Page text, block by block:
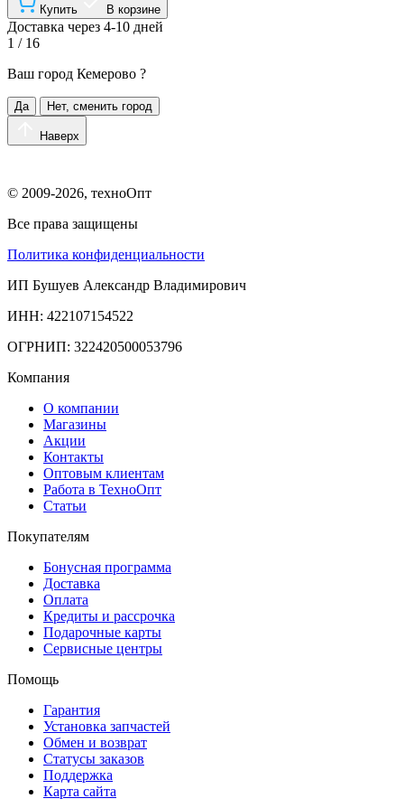
Купить В корзине
Доставка через 4-10 дней
1 / 16
Ваш город Кемерово ?
Да Нет, сменить город
Наверх
© 2009-2026, техноОпт
Все права защищены
Политика конфиденциальности
ИП Бушуев Александр Владимирович
ИНН: 422107154522
ОГРНИП: 322420500053796
Компания
О компании
Магазины
Акции
Контакты
Оптовым клиентам
Работа в ТехноОпт
Статьи
Покупателям
Бонусная программа
Доставка
Оплата
Кредиты и рассрочка
Подарочные карты
Сервисные центры
Помощь
Гарантия
Установка запчастей
Обмен и возврат
Статусы заказов
Поддержка
Карта сайта